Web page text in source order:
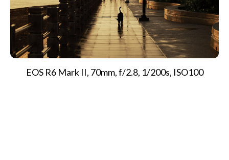
EOS R6 Mark II, 70mm, f/2.8, 1/200s, ISO100